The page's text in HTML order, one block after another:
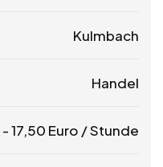
Kulmbach
Handel
-17,50 Euro / Stunde